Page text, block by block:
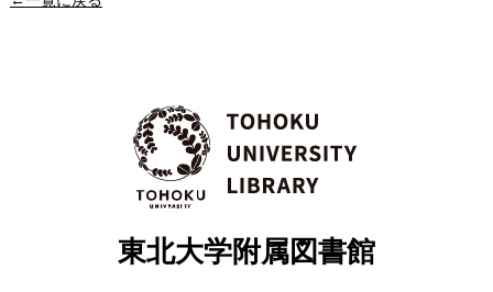
東北大学附属図書館